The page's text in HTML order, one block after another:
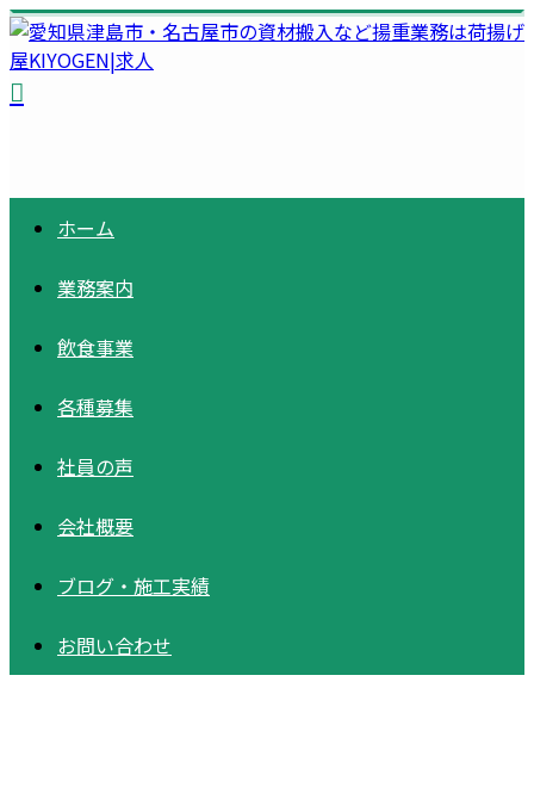
ホーム
業務案内
飲食事業
各種募集
社員の声
会社概要
ブログ ・ 施工実績
お問い合わせ